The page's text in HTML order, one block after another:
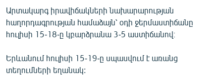
ՁԳՏԵԼՈՎ ԼԱՎԱԳՈՒՅՆԻՆ
ՓՈԴՔԱՍԹ
Հայերեն
Արտակարգ իրավիճակների նախարարության
հաղորդագրության համաձայն՝ օդի ջերմաստիճանը
հուլիսի 15-18-ը կբարձրանա 3-5 աստիճանով։
Երևանում հուլիսի 15-19-ը սպասվում է առանց
տեղումների եղանակ: